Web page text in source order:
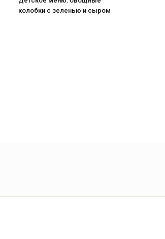
колобки с зеленью и сыром